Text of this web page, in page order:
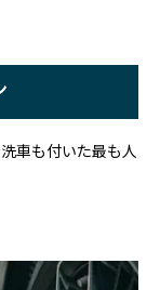
車も付いた最も人